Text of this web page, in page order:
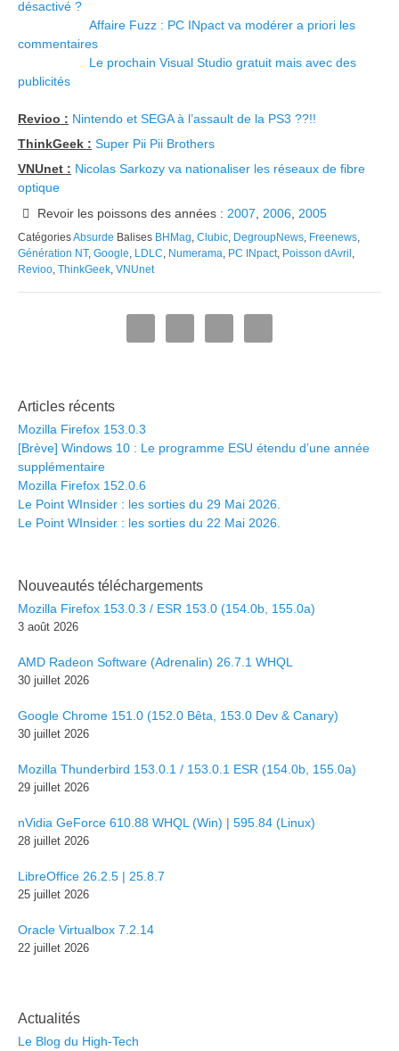
désactivé ?
Affaire Fuzz : PC INpact va modérer a priori les
commentaires
Le prochain Visual Studio gratuit mais avec des
publicités
Revioo : Nintendo et SEGA à l’assault de la PS3 ??!!
ThinkGeek : Super Pii Pii Brothers
VNUnet : Nicolas Sarkozy va nationaliser les réseaux de fibre
optique
Revoir les poissons des années : 2007 2006, 2005
CatégoriesAbsurde Balises BHMag Clubic DegroupNews Freenews
Génération NT, Google LDLC Numerama PC INpact, Poisson dAvril
Revioo ThinkGeek VNUnet
Articles récents
Mozilla Firefox 153.0.3
[Brève] Windows 10 : Le programme ESU étendu d’une année
supplémentaire
Mozilla Firefox 152.0.6
Le Point WInsider : les sorties du 29 Mai 2026.
Le Point WInsider : les sorties du 22 Mai 2026.
Nouveautés téléchargements
Mozilla Firefox 153.0.3 / ESR 153.0 (154.0b, 155.0a)
3 août 2026
AMD Radeon Software (Adrenalin) 26.7.1 WHQL
30 juillet 2026
Google Chrome 151.0 (152.0 Bêta, 153.0 Dev & Canary)
30 juillet 2026
Mozilla Thunderbird 153.0.1 / 153.0.1 ESR (154.0b, 155.0a)
29 juillet 2026
nVidia GeForce 610.88 WHQL (Win) | 595.84 (Linux)
28 juillet 2026
LibreOffice 26.2.5 | 25.8.7
25 juillet 2026
Oracle Virtualbox 7.2.14
22 juillet 2026
Actualités
Le Blog du High-Tech